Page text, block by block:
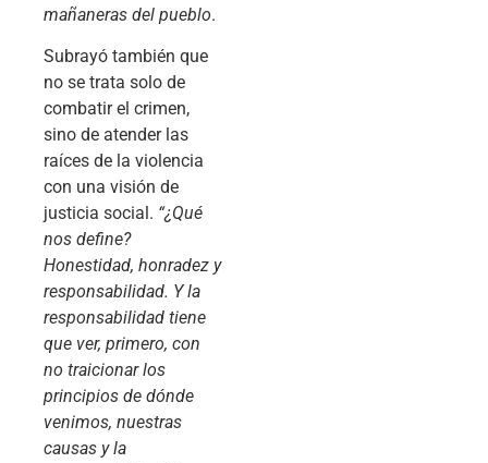
mañaneras del pueblo.
Subrayó también que
no se trata solo de
combatir el crimen,
sino de atender las
raíces de la violencia
con una visión de
justicia social. “¿Qué
nos define?
Honestidad, honradez y
responsabilidad. Y la
responsabilidad tiene
que ver, primero, con
no traicionar los
principios de dónde
venimos, nuestras
causas y la